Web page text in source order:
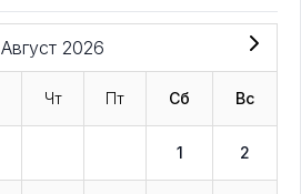
Август 2026
Чт Пт Сб Вс
1 2